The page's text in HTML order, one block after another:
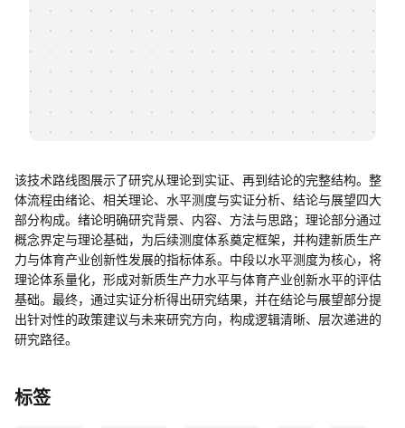
该技术路线图展示了研究从理论到实证、再到结论的完整结构。整
体流程由绪论、相关理论、水平测度与实证分析、结论与展望四大
部分构成。绪论明确研究背景、内容、方法与思路；理论部分通过
概念界定与理论基础，为后续测度体系奠定框架，并构建新质生产
力与体育产业创新性发展的指标体系。中段以水平测度为核心，将
理论体系量化，形成对新质生产力水平与体育产业创新水平的评估
基础。最终，通过实证分析得出研究结果，并在结论与展望部分提
出针对性的政策建议与未来研究方向，构成逻辑清晰、层次递进的
研究路径。
标签